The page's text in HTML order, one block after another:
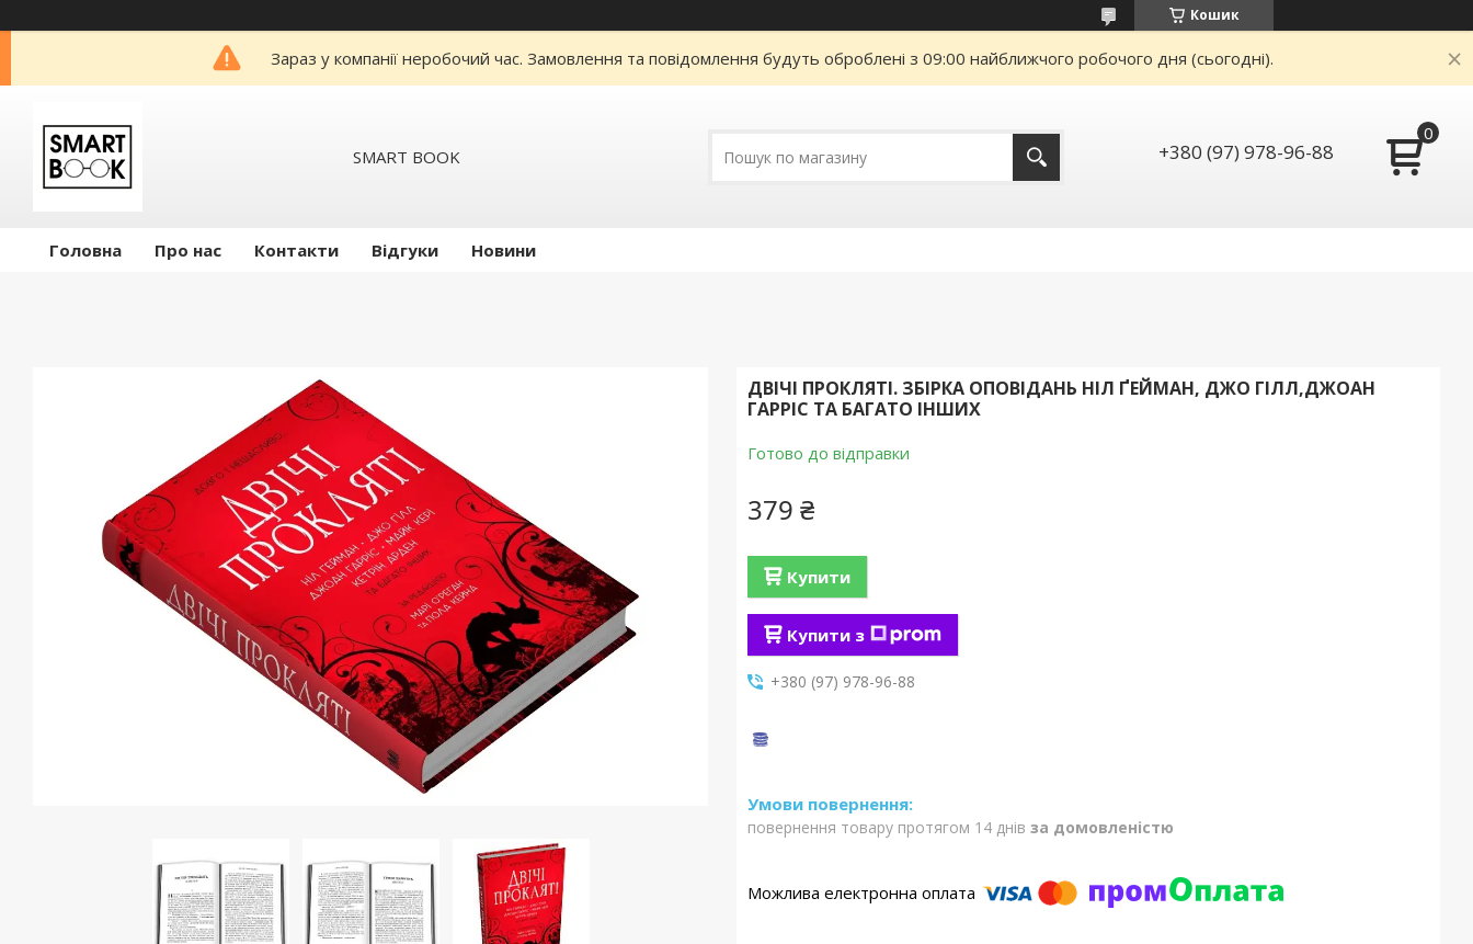
Кошик
Зараз у компанії неробочий час. Замовлення та повідомлення будуть оброблені з 09:00 найближчого робочого дня (сьогодні).
SMART BOOK +380 (97) 978-96-88
Головна Про нас Контакти Відгуки Новини
ДВІЧІ ПРОКЛЯТІ. ЗБІРКА ОПОВІДАНЬ НІЛ ҐЕЙМАН, ДЖО ГІЛЛ,ДЖОАН
ГАРРІС ТА БАГАТО ІНШИХ
Готово до відправки
379 ₴
Купити
Купити з
+380 (97) 978-96-88
повернення товару протягом 14 днів за домовленістю